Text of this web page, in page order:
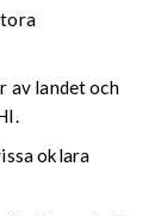
av landet och
oklara